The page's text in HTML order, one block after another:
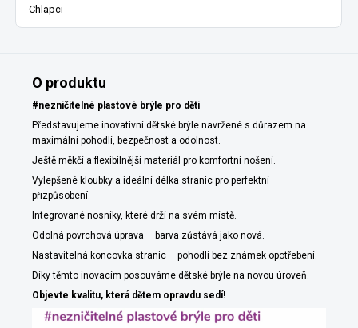
Chlapci
O produktu
#nezničitelné plastové brýle pro děti
Představujeme inovativní dětské brýle navržené s důrazem na
maximální pohodlí, bezpečnost a odolnost.
Ještě měkčí a flexibilnější materiál pro komfortní nošení.
Vylepšené kloubky a ideální délka stranic pro perfektní
přizpůsobení.
Integrované nosníky, které drží na svém místě.
Odolná povrchová úprava – barva zůstává jako nová.
Nastavitelná koncovka stranic – pohodlí bez známek opotřebení.
Díky těmto inovacím posouváme dětské brýle na novou úroveň.
Objevte kvalitu, která dětem opravdu sedí!